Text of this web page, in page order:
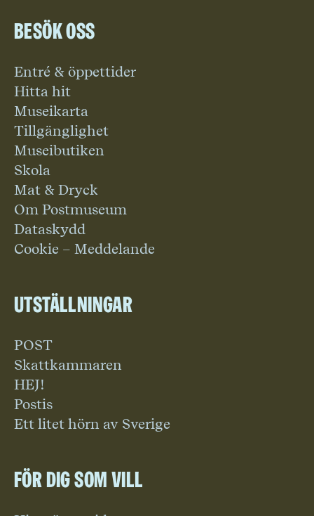
Besök oss
Entré & öppettider
Hitta hit
Museikarta
Tillgänglighet
Museibutiken
Skola
Mat & Dryck
Om Postmuseum
Dataskydd
Cookie – Meddelande
Utställningar
POST
Skattkammaren
HEJ!
Postis
Ett litet hörn av Sverige
För dig som vill